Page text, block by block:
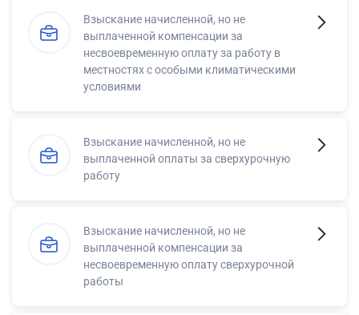
Взыскание начисленной, но не
выплаченной компенсации за
несвоевременную оплату за работу в
местностях с особыми климатическими
условиями
Взыскание начисленной, но не
выплаченной оплаты за сверхурочную
работу
Взыскание начисленной, но не
выплаченной компенсации за
несвоевременную оплату сверхурочной
работы